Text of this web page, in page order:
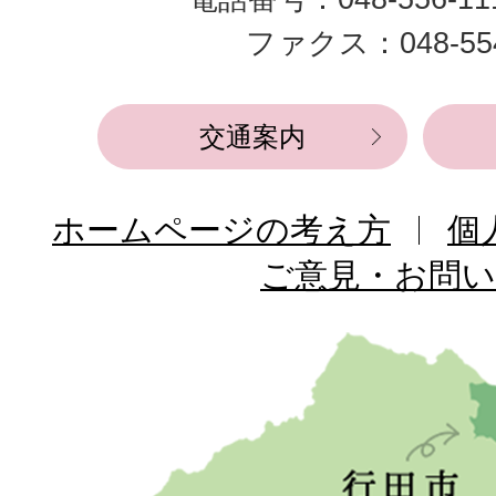
役
所
ファクス：048-
交通案内
ホームページの考え方
個
ご意見・お問